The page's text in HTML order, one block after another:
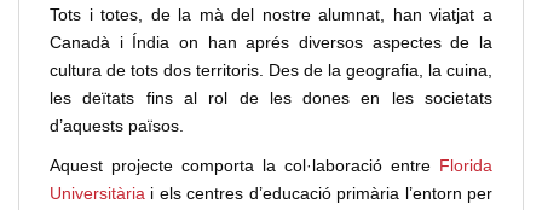
Tots i totes, de la mà del nostre alumnat, han viatjat a
Canadà i Índia on han aprés diversos aspectes de la
cultura de tots dos territoris. Des de la geografia, la cuina,
les deïtats fins al rol de les dones en les societats
d’aquests països.
Aquest projecte comporta la col·laboració entre Florida
Universitària i els centres d’educació primària l’entorn per